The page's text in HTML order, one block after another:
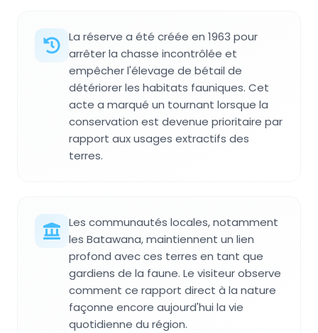
La réserve a été créée en 1963 pour
arrêter la chasse incontrôlée et
empêcher l'élevage de bétail de
détériorer les habitats fauniques. Cet
acte a marqué un tournant lorsque la
conservation est devenue prioritaire par
rapport aux usages extractifs des
terres.
Les communautés locales, notamment
les Batawana, maintiennent un lien
profond avec ces terres en tant que
gardiens de la faune. Le visiteur observe
comment ce rapport direct à la nature
façonne encore aujourd'hui la vie
quotidienne du région.